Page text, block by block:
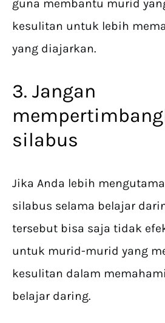
guna membantu murid
kesulitan untuk lebih
yang diajarkan.
3. Jangan
silabus
Jika Anda lebih
silabus selama belajar
tersebut bisa saja tidak
untuk murid-murid yang
kesulitan dalam
belajar daring.